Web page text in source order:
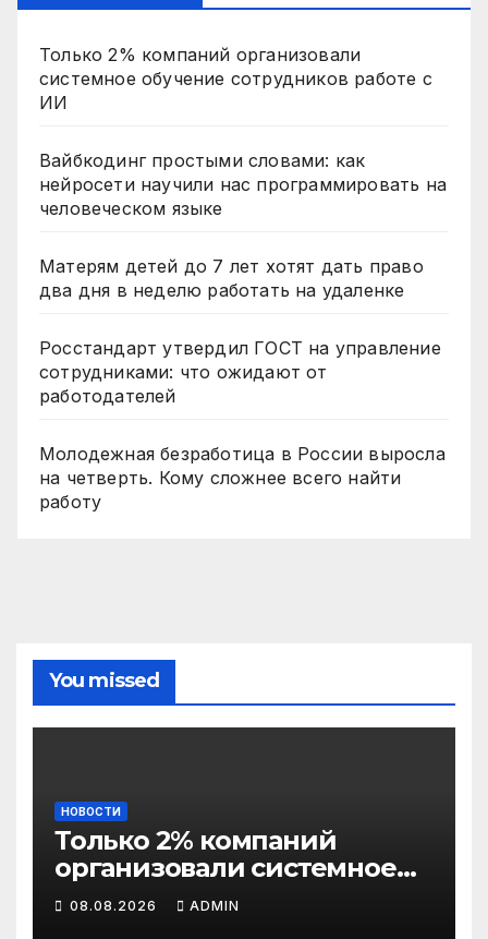
Только 2% компаний организовали
системное обучение сотрудников работе с
ИИ
Вайбкодинг простыми словами: как
нейросети научили нас программировать на
человеческом языке
Матерям детей до 7 лет хотят дать право
два дня в неделю работать на удаленке
Росстандарт утвердил ГОСТ на управление
сотрудниками: что ожидают от
работодателей
Молодежная безработица в России выросла
на четверть. Кому сложнее всего найти
работу
You missed
НОВОСТИ
Только 2% компаний
организовали системное
обучение сотрудников
работе с ИИ
08.08.2026 ADMIN